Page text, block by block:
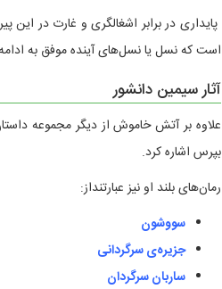
پایداری در برابر اشغالگری و غارت در
است که نسل یا نسل‌های آینده موفق به
آثار سیمین دانشور
علاوه بر آتش خاموش از دیگر مجموعه
بپرس اشاره کرد.
رمان‌های بلند او نیز عبارتنداز:
سووشون
جزیره‌ی سرگردانی
ساربان سرگردان